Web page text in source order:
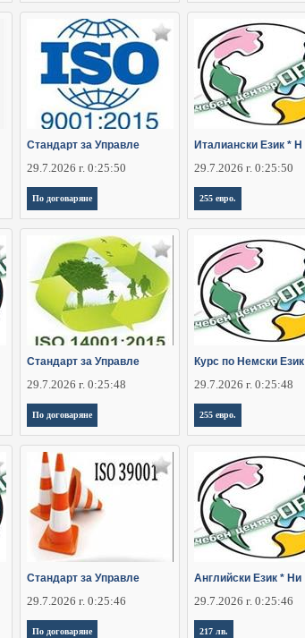
Стандарт за Управле
29.7.2026 г. 0:25:50
По договаряне
Италиански Език * Н
29.7.2026 г. 0:25:50
255 евро.
Стандарт за Управле
29.7.2026 г. 0:25:48
По договаряне
Курс по Немски Език
29.7.2026 г. 0:25:48
255 евро.
Стандарт за Управле
29.7.2026 г. 0:25:46
По договаряне
Английски Език * Ни
29.7.2026 г. 0:25:46
217 лв.